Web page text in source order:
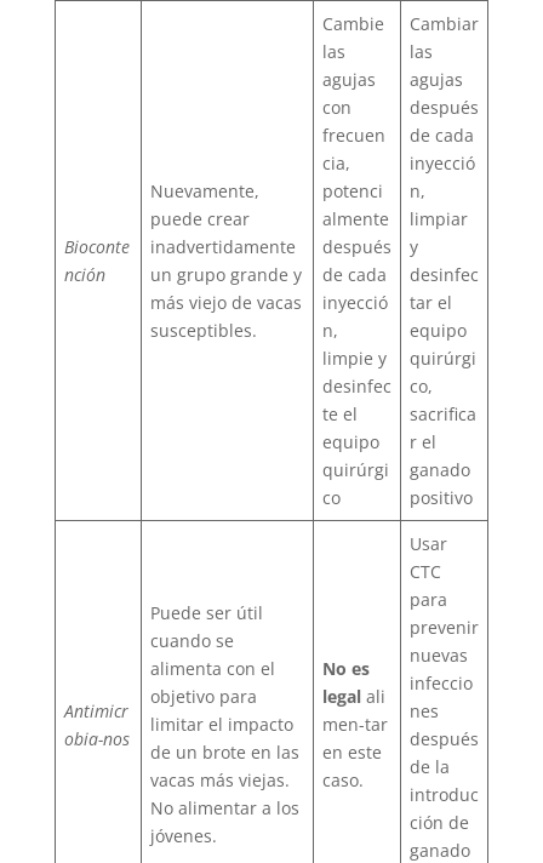
Bioconte
nción
Nuevamente,
puede crear
inadvertidamente
un grupo grande y
más viejo de vacas
susceptibles.
Cambie
las
agujas
con
frecuen
cia,
potenci
almente
después
de cada
inyecció
n,
limpie y
desinfec
te el
equipo
quirúrgi
co
Cambiar
las
agujas
después
de cada
inyecció
n,
limpiar
y
desinfec
tar el
equipo
quirúrgi
co,
sacrifica
r el
ganado
positivo
Antimicr
obia-nos
Puede ser útil
cuando se
alimenta con el
objetivo para
limitar el impacto
de un brote en las
vacas más viejas.
No alimentar a los
jóvenes.
No es
legalali
men-tar
en este
caso.
Usar
CTC
para
prevenir
nuevas
infeccio
nes
después
de la
introduc
ción de
ganado